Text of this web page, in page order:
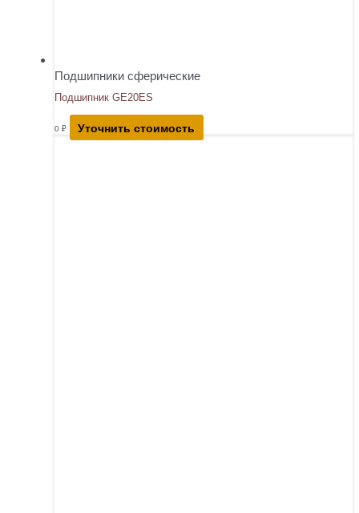
Подшипники сферические
Подшипник GE20ES
0 ₽ Уточнить стоимость